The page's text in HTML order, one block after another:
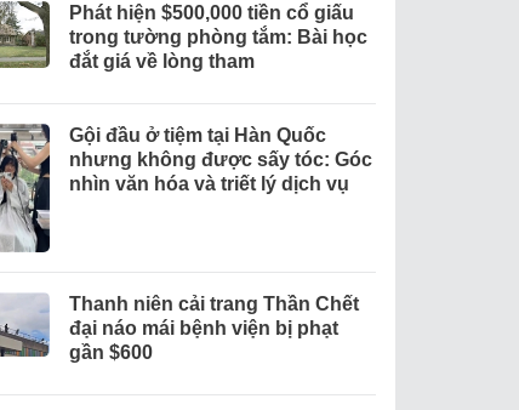
Phát hiện $500,000 tiền cổ giấu
trong tường phòng tắm: Bài học
đắt giá về lòng tham
Gội đầu ở tiệm tại Hàn Quốc
nhưng không được sấy tóc: Góc
nhìn văn hóa và triết lý dịch vụ
Thanh niên cải trang Thần Chết
đại náo mái bệnh viện bị phạt
gần $600